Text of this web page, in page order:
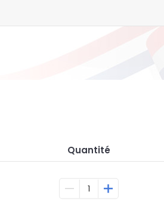
Quantité